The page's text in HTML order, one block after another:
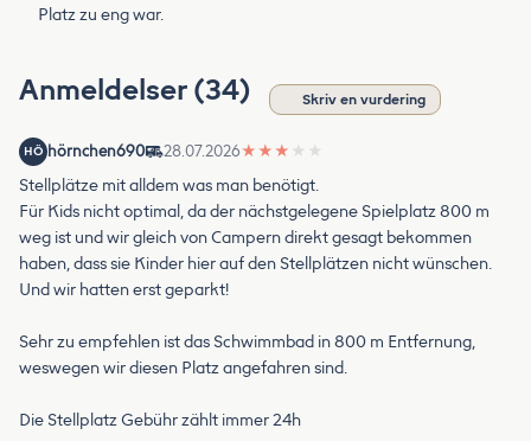
Platz zu eng war.
Anmeldelser (34) Skriv en vurdering
HÖ hörnchen690 28.07.2026★ ★ ★ ★ ★
Stellplätze mit alldem was man benötigt.
Für Kids nicht optimal, da der nächstgelegene Spielplatz 800 m
weg ist und wir gleich von Campern direkt gesagt bekommen
haben, dass sie Kinder hier auf den Stellplätzen nicht wünschen.
Und wir hatten erst geparkt!
Sehr zu empfehlen ist das Schwimmbad in 800 m Entfernung,
weswegen wir diesen Platz angefahren sind.
Die Stellplatz Gebühr zählt immer 24h